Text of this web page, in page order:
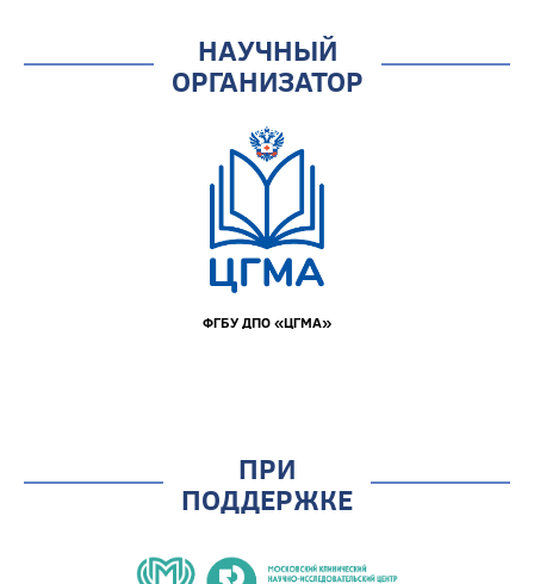
НАУЧНЫЙ
ОРГАНИЗАТОР
ФГБУ ДПО «ЦГМА»
ПРИ
ПОДДЕРЖКЕ